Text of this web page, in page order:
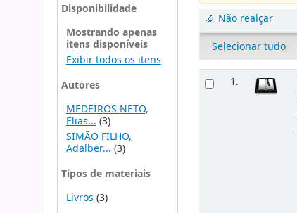
Disponibilidade
Mostrando apenas
itens disponíveis
Exibir todos os itens
Autores
MEDEIROS NETO,
Elias...(3)
SIMÃO FILHO,
Adalber... (3)
Tipos de materiais
Livros(3)
Não realçar
Selecionar tudo
1.